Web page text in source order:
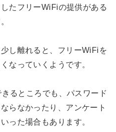
たフリーWiFiの提供がある
し離れると、フリーWiFiを
なっていくようです。
るところでも、パスワード
らなかったり、アンケート
った場合もあります。